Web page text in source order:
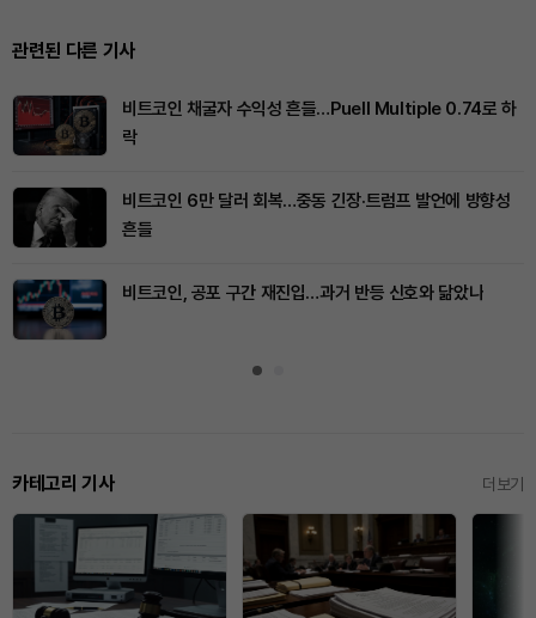
관련된 다른 기사
비트코인 채굴자 수익성 흔들…Puell Multiple 0.74로 하
락
비트코인 6만 달러 회복…중동 긴장·트럼프 발언에 방향성
흔들
비트코인, 공포 구간 재진입…과거 반등 신호와 닮았나
카테고리 기사 더보기